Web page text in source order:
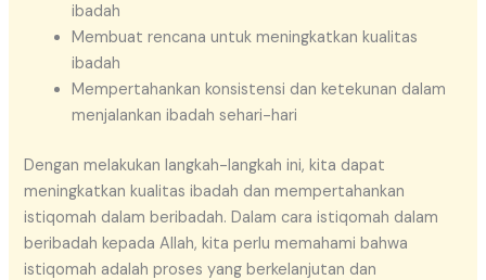
ibadah
Membuat rencana untuk meningkatkan kualitas
ibadah
Mempertahankan konsistensi dan ketekunan dalam
menjalankan ibadah sehari-hari
Dengan melakukan langkah-langkah ini, kita dapat
meningkatkan kualitas ibadah dan mempertahankan
istiqomah dalam beribadah. Dalam cara istiqomah dalam
beribadah kepada Allah, kita perlu memahami bahwa
istiqomah adalah proses yang berkelanjutan dan